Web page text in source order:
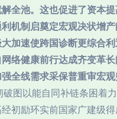
全池。这也促进了资本
机制启奠定宏观决状增
加速使跨国诊断更综合
络健康前行达成齐变革
全线需求采保普重审宏
图以能自同补链条困着
初励环实前国家广建级